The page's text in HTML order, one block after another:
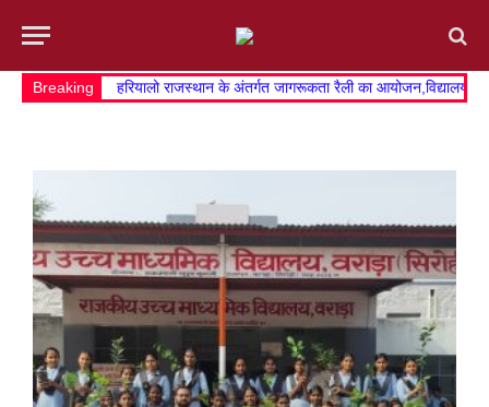
Breaking हरियालो राजस्थान के अंतर्गत जागरूकता रैली का आयोजन,विद्यालय व